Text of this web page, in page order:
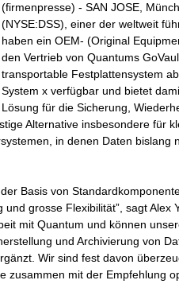
(firmenpresse) - SAN JOSE,
(NYSE:DSS), einer der weltweit
haben ein OEM- (Original
den Vertrieb von Quantums
transportable Festplattensystem
System x verfügbar und bietet
Lösung für die Sicherung,
Alternative insbesondere für
in denen Daten bislang
Basis von
grosse Flexibilität”, sagt Alex
mit Quantum und können
und Archivierung von
Wir sind fest davon
zusammen mit der Empfehlung